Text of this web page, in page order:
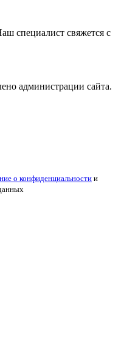
специалист свяжется с
администрации сайта.
о конфиденциальности и